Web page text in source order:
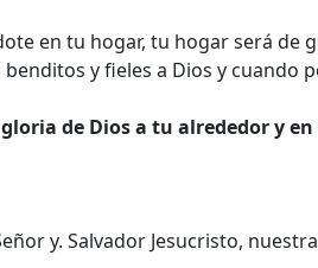
en tu hogar, tu hogar será de
y fieles a Dios y cuando
de Dios a tu alrededor y
y. Salvador Jesucristo,